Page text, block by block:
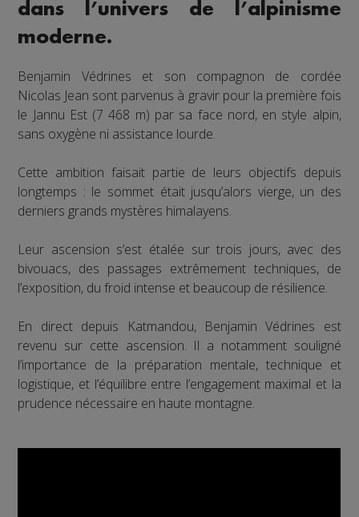
dans l’univers de l’alpinisme
moderne.
Benjamin Védrines et son compagnon de cordée
Nicolas Jean sont parvenus à gravir pour la première fois
le Jannu Est (7 468 m) par sa face nord, en style alpin,
sans oxygène ni assistance lourde.
Cette ambition faisait partie de leurs objectifs depuis
longtemps : le sommet était jusqu’alors vierge, un des
derniers grands mystères himalayens.
Leur ascension s’est étalée sur trois jours, avec des
bivouacs, des passages extrêmement techniques, de
l’exposition, du froid intense et beaucoup de résilience.
En direct depuis Katmandou, Benjamin Védrines est
revenu sur cette ascension. Il a notamment souligné
l’importance de la préparation mentale, technique et
logistique, et l’équilibre entre l’engagement maximal et la
prudence nécessaire en haute montagne.